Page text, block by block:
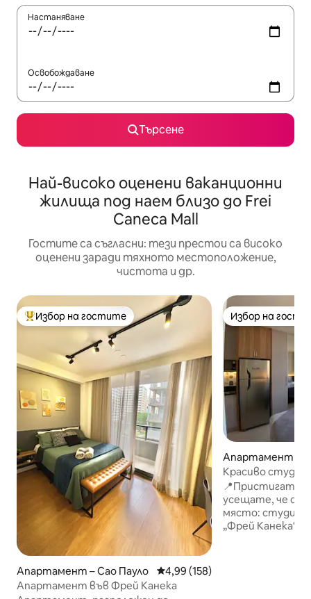
Настаняване
Освобождаване
Търсене
Най-високо оценени ваканционни
жилища под наем близо до Frei
Caneca Mall
Гостите са съгласни: тези престои са високо
оценени заради тяхното местоположение,
чистота и др.
Най-популярен избор на гостите
Избор на гостите
Апартамент – Сао Пауло Средна оценка: 4,99 от 5,
4,99 (158)
Апартамент във Фрей Канека
Избор на
Избор на
Апартамент –
Красиво студио
Сирийско-
📍Пристигате в
усещате, че
място:
„Фрей Канека“,